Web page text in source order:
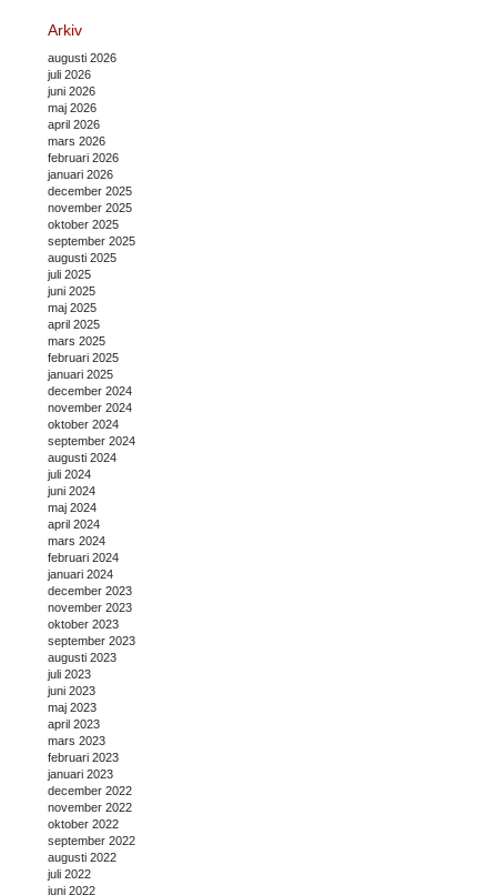
Arkiv
augusti 2026
juli 2026
juni 2026
maj 2026
april 2026
mars 2026
februari 2026
januari 2026
december 2025
november 2025
oktober 2025
september 2025
augusti 2025
juli 2025
juni 2025
maj 2025
april 2025
mars 2025
februari 2025
januari 2025
december 2024
november 2024
oktober 2024
september 2024
augusti 2024
juli 2024
juni 2024
maj 2024
april 2024
mars 2024
februari 2024
januari 2024
december 2023
november 2023
oktober 2023
september 2023
augusti 2023
juli 2023
juni 2023
maj 2023
april 2023
mars 2023
februari 2023
januari 2023
december 2022
november 2022
oktober 2022
september 2022
augusti 2022
juli 2022
juni 2022